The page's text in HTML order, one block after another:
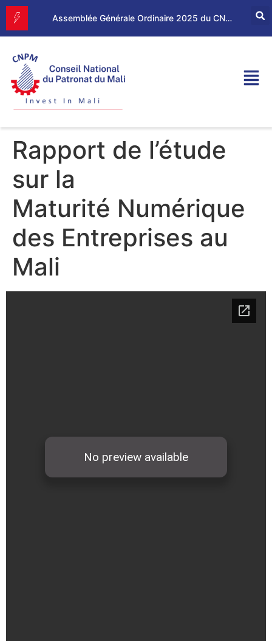
Assemblée Générale Ordinaire 2025 du CNPM
Rapport de l’étude
sur la
Maturité Numérique
des Entreprises au
Mali